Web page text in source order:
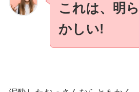
これは、明
かしい!